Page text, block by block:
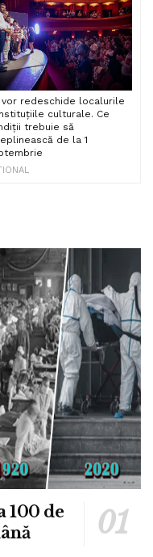
vor redeschide localurile
culturale. Ce
trebuie să
de la 1
100 de